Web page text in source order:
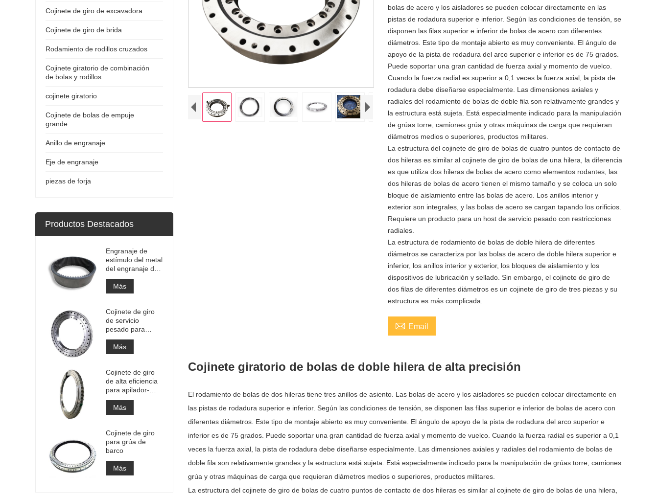
bolas de acero y los aisladores se pueden colocar directamente en las
pistas de rodadura superior e inferior. Según las condiciones de tensión, se
disponen las filas superior e inferior de bolas de acero con diferentes
diámetros. Este tipo de montaje abierto es muy conveniente. El ángulo de
apoyo de la pista de rodadura del arco superior e inferior es de 75 grados.
Puede soportar una gran cantidad de fuerza axial y momento de vuelco.
Cuando la fuerza radial es superior a 0,1 veces la fuerza axial, la pista de
rodadura debe diseñarse especialmente. Las dimensiones axiales y
radiales del rodamiento de bolas de doble fila son relativamente grandes y
la estructura está sujeta. Está especialmente indicado para la manipulación
de grúas torre, camiones grúa y otras máquinas de carga que requieran
diámetros medios o superiores, productos militares.
La estructura del cojinete de giro de bolas de cuatro puntos de contacto de
dos hileras es similar al cojinete de giro de bolas de una hilera, la diferencia
es que utiliza dos hileras de bolas de acero como elementos rodantes, las
dos hileras de bolas de acero tienen el mismo tamaño y se coloca un solo
bloque de aislamiento entre las bolas de acero. Los anillos interior y
exterior son integrales, y las bolas de acero se cargan tapando los orificios.
Requiere un producto para un host de servicio pesado con restricciones
radiales.
La estructura de rodamiento de bolas de doble hilera de diferentes
diámetros se caracteriza por las bolas de acero de doble hilera superior e
inferior, los anillos interior y exterior, los bloques de aislamiento y los
dispositivos de lubricación y sellado. Sin embargo, el cojinete de giro de
dos filas de diferentes diámetros es un cojinete de giro de tres piezas y su
estructura es más complicada.
 Email
Cojinete giratorio de bolas de doble hilera de alta precisión
El rodamiento de bolas de dos hileras tiene tres anillos de asiento. Las bolas de acero y los aisladores se pueden colocar directamente en
las pistas de rodadura superior e inferior. Según las condiciones de tensión, se disponen las filas superior e inferior de bolas de acero con
diferentes diámetros. Este tipo de montaje abierto es muy conveniente. El ángulo de apoyo de la pista de rodadura del arco superior e
inferior es de 75 grados. Puede soportar una gran cantidad de fuerza axial y momento de vuelco. Cuando la fuerza radial es superior a 0,1
veces la fuerza axial, la pista de rodadura debe diseñarse especialmente. Las dimensiones axiales y radiales del rodamiento de bolas de
doble fila son relativamente grandes y la estructura está sujeta. Está especialmente indicado para la manipulación de grúas torre, camiones
grúa y otras máquinas de carga que requieran diámetros medios o superiores, productos militares.
La estructura del cojinete de giro de bolas de cuatro puntos de contacto de dos hileras es similar al cojinete de giro de bolas de una hilera,
Cojinete de giro de excavadora
Cojinete de giro de brida
Rodamiento de rodillos cruzados
Cojinete giratorio de combinación
de bolas y rodillos
cojinete giratorio
Cojinete de bolas de empuje
grande
Anillo de engranaje
Eje de engranaje
piezas de forja
Productos Destacados
Engranaje de
estímulo del metal
del engranaje de
la circunferencia
del engranaje
anular interno
precisión con el
tratamiento de
nitruración
Más
Cojinete de giro
de servicio
pesado para
equipos de grúas
portuarias
Más
Cojinete de giro
de alta eficiencia
para apilador-
recuperador
Más
Cojinete de giro
para grúa de
barco
Más